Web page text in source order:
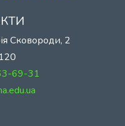
Сковороди, 2
69-31